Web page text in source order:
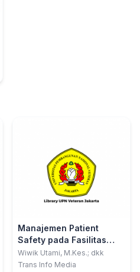
Manajemen Patient
Safety pada Fasilitas
Pelayanan Kesehatan
Wiwik Utami, M.Kes.; dkk
Trans Info Media